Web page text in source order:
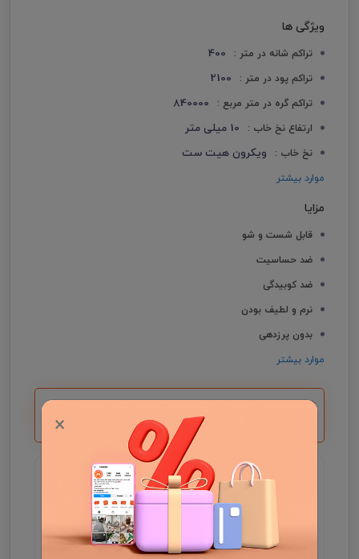
ویژگی ها
تراکم شانه در متر : 400
تراکم پود در متر : 2100
تراکم گره در متر مربع : 840000
ارتفاع نخ خاب : 10 میلی متر
نخ خاب : ویکرون هیت ست
موارد بیشتر
مزایا
قابل شست و شو
ضد حساسیت
ضد کوبیدگی
نرم و لطیف بودن
بدون پرزدهی
موارد بیشتر
تومانی دریافت می کنید.
گارانتی اصالت و سلامت فیزیکی کالا
جهت اطلاع از موجودی و ثبت سفارش میتوانید با شماره
09931046355 در واتساپ ارتباط برقرار کنید .
×